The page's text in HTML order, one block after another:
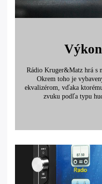
Rádio Kruger&Matz hrá s
Okrem toho je
ekvalizérom, vďaka
zvuku podľa typu